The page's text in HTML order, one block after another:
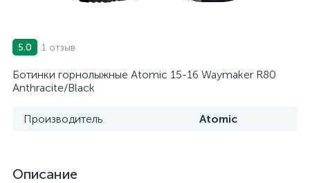
5.0 1 отзыв
Ботинки горнолыжные Atomic 15-16 Waymaker R80
Anthracite/Black
Производитель Atomic
Описание